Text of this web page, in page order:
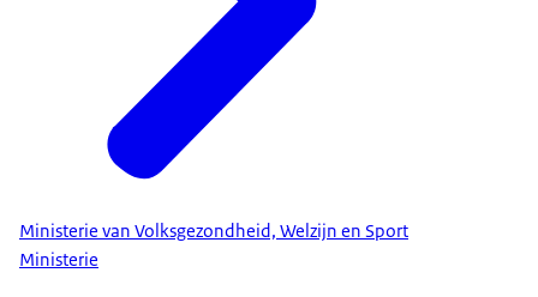
Ministerie van Volksgezondheid, Welzijn en Sport
Ministerie